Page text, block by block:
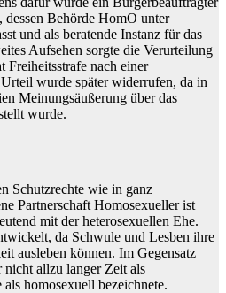
dessen Behörde HomO unter
und als beratende Instanz für das
Aufsehen sorgte die Verurteilung
Freiheitsstrafe nach einer
wurde später widerrufen, da in
Meinungsäußerung über das
wurde.
Schutzrechte wie in ganz
Partnerschaft Homosexueller ist
mit der heterosexuellen Ehe.
da Schwule und Lesben ihre
ausleben können. Im Gegensatz
nicht allzu langer Zeit als
homosexuell bezeichnete.